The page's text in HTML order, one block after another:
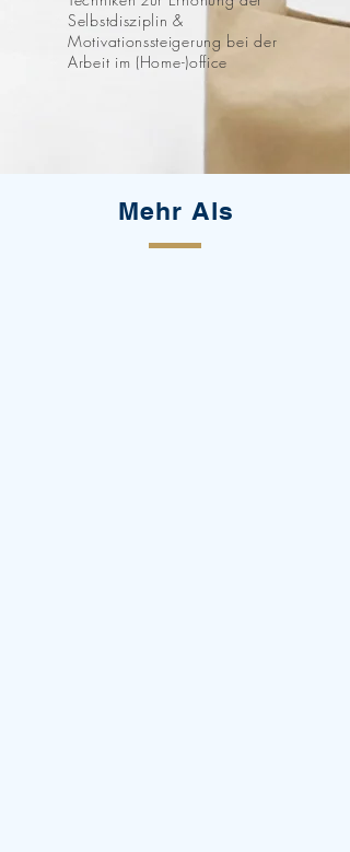
Selbstdisziplin &
Motivationssteigerung bei der
Arbeit im (Home-)office
Mehr Als